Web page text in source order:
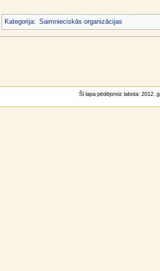
Kategorija: Saimnieciskās organizācijas
Šī lapa pēdējoreiz labota: 2012.